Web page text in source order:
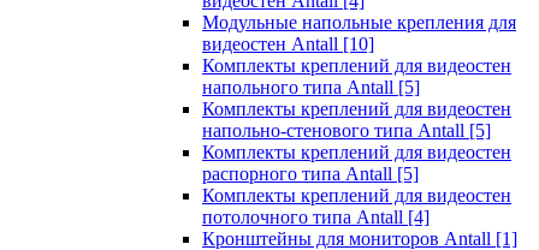
Модульные напольные крепления для
видеостен Antall [10]
Комплекты креплений для видеостен
напольного типа Antall [5]
Комплекты креплений для видеостен
напольно-стенового типа Antall [5]
Комплекты креплений для видеостен
распорного типа Antall [5]
Комплекты креплений для видеостен
потолочного типа Antall [4]
Кронштейны для мониторов Antall [1]